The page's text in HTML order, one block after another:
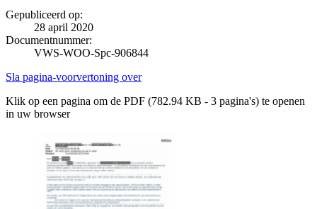
Gepubliceerd op:
28 april 2020
Documentnummer:
VWS-WOO-Spc-906844
Sla pagina-voorvertoning over
Klik op een pagina om de PDF (782.94 KB - 3 pagina's) te openen
in uw browser